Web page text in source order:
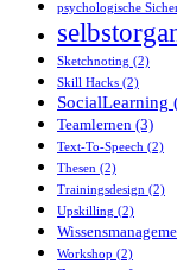
psychologische
Sketchnoting (2)
Skill Hacks (2)
SocialLearning
Teamlernen (3)
Text-To-Speech (2)
Thesen (2)
Trainingsdesign (2)
Upskilling (2)
Workshop (2)